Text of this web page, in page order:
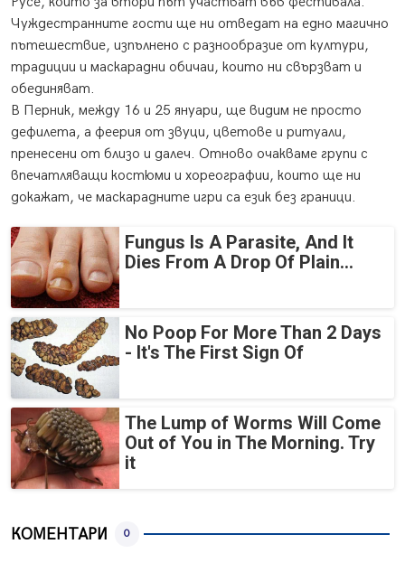
Чуждестранните гости ще ни отведат на едно магично
пътешествие, изпълнено с разнообразие от култури,
традиции и маскарадни обичаи, които ни свързват и
обединяват.
В Перник, между 16 и 25 януари, ще видим не просто
дефилета, а феерия от звуци, цветове и ритуали,
пренесени от близо и далеч. Отново очакваме групи с
впечатляващи костюми и хореографии, които ще ни
докажат, че маскарадните игри са език без граници.
Fungus Is A Parasite, And It
Dies From A Drop Of Plain...
No Poop For More Than 2 Days
- It's The First Sign Of
The Lump of Worms Will Come
Out of You in The Morning. Try
it
КОМЕНТАРИ 0